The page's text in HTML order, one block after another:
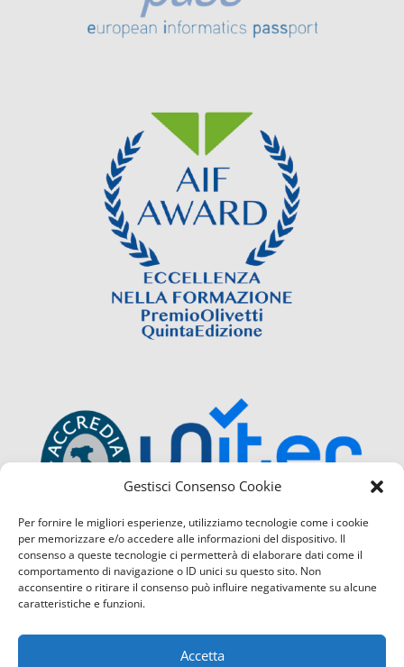
Gestisci Consenso Cookie
Per fornire le migliori esperienze, utilizziamo tecnologie come i cookie
per memorizzare e/o accedere alle informazioni del dispositivo. Il
consenso a queste tecnologie ci permetterà di elaborare dati come il
comportamento di navigazione o ID unici su questo sito. Non
acconsentire o ritirare il consenso può influire negativamente su alcune
caratteristiche e funzioni.
Accetta